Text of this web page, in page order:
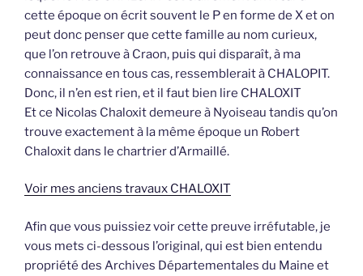
cette époque on écrit souvent le P en forme de X et on
peut donc penser que cette famille au nom curieux,
que l’on retrouve à Craon, puis qui disparaît, à ma
connaissance en tous cas, ressemblerait à CHALOPIT.
Donc, il n’en est rien, et il faut bien lire CHALOXIT
Et ce Nicolas Chaloxit demeure à Nyoiseau tandis qu’on
trouve exactement à la même époque un Robert
Chaloxit dans le chartrier d’Armaillé.
Voir mes anciens travaux CHALOXIT
Afin que vous puissiez voir cette preuve irréfutable, je
vous mets ci-dessous l’original, qui est bien entendu
propriété des Archives Départementales du Maine et